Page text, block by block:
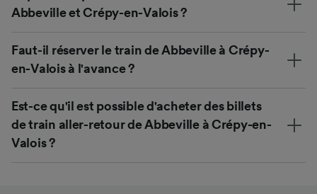
Abbeville et Crépy-en-Valois ?
Faut-il réserver le train de Abbeville à Crépy-
en-Valois à l'avance ?
Est-ce qu'il est possible d'acheter des billets
de train aller-retour de Abbeville à Crépy-en-
Valois ?